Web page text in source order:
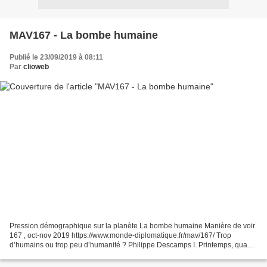
MAV167 - La bombe humaine
Publié le 23/09/2019 à 08:11
Par clioweb
Pression démographique sur la planète La bombe humaine Manière de voir
167 , oct-nov 2019 https://www.monde-diplomatique.fr/mav/167/ Trop
d’humains ou trop peu d’humanité ? Philippe Descamps I. Printemps, quand